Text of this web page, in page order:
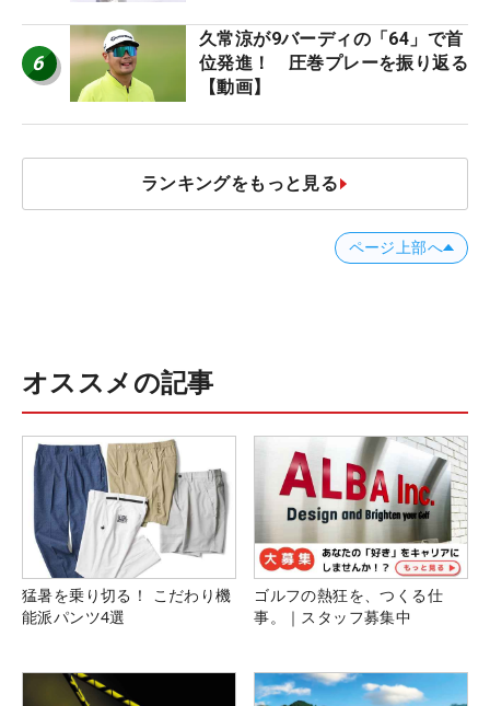
6
久常涼が9バーディの「64」で首
位発進！ 圧巻プレーを振り返る
【動画】
ランキングをもっと見る
ページ上部へ
オススメの記事
猛暑を乗り切る！ こだわり機
能派パンツ4選
ゴルフの熱狂を、つくる仕
事。｜スタッフ募集中